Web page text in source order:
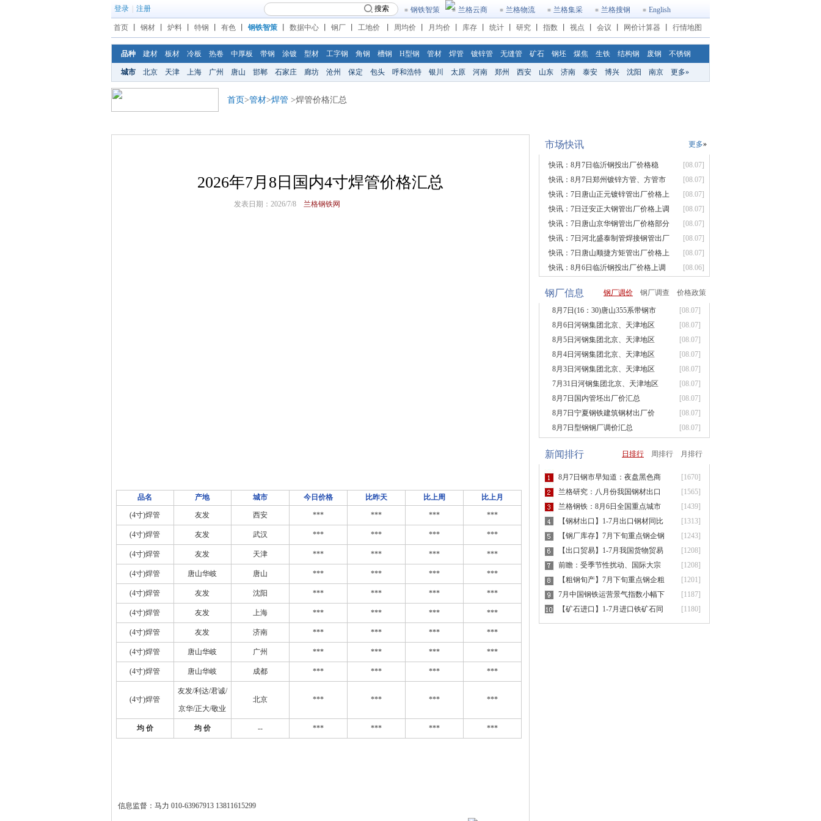
登录 注册 搜索 钢铁智策 兰格云商 兰格物流 兰格集采 兰格搜钢 English
首页 钢材 炉料 特钢 有色 钢铁智策 数据中心 钢厂 工地价 周均价 月均价 库存 统计 研究 指数 视点 会议 网价计算器 行情地图
品种 建材 板材 冷板 热卷 中厚板 带钢 涂镀 型材 工字钢 角钢 槽钢 H型钢 管材 焊管 镀锌管 无缝管 矿石 钢坯 煤焦 生铁 结构钢 废钢 不锈钢
城市 北京 天津 上海 广州 唐山 邯郸 石家庄 廊坊 沧州 保定 包头 呼和浩特 银川 太原 河南 郑州 西安 山东 济南 泰安 博兴 沈阳 南京 更多»
首页>管材>焊管 >焊管价格汇总
2026年7月8日国内4寸焊管价格汇总
发表日期：2026/7/8兰格钢铁网
品名 产地 城市 今日价格 比昨天 比上周 比上月
(4寸)焊管 友发 西安 *** *** *** ***
(4寸)焊管 友发 武汉 *** *** *** ***
(4寸)焊管 友发 天津 *** *** *** ***
(4寸)焊管 唐山华岐 唐山 *** *** *** ***
(4寸)焊管 友发 沈阳 *** *** *** ***
(4寸)焊管 友发 上海 *** *** *** ***
(4寸)焊管 友发 济南 *** *** *** ***
(4寸)焊管 唐山华岐 广州 *** *** *** ***
(4寸)焊管 唐山华岐 成都 *** *** *** ***
(4寸)焊管
友发/利达/君诚/
京华/正大/敬业
北京 *** *** *** ***
均 价 均 价 -- *** *** *** ***
信息监督：马力 010-63967913 13811615299